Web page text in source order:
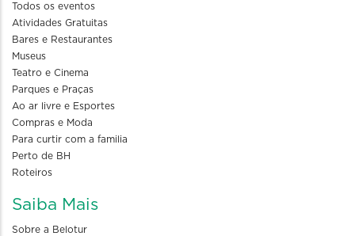
Todos os eventos
Atividades Gratuitas
Bares e Restaurantes
Museus
Teatro e Cinema
Parques e Praças
Ao ar livre e Esportes
Compras e Moda
Para curtir com a familia
Perto de BH
Roteiros
Saiba Mais
Sobre a Belotur